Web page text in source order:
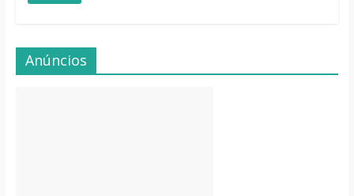
Anúncios